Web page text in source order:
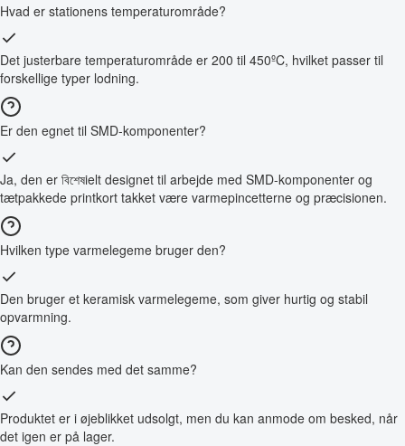
Hvad er stationens temperaturområde?
Det justerbare temperaturområde er 200 til 450ºC, hvilket passer til
forskellige typer lodning.
Er den egnet til SMD-komponenter?
Ja, den er বিশেষielt designet til arbejde med SMD-komponenter og
tætpakkede printkort takket være varmepincetterne og præcisionen.
Hvilken type varmelegeme bruger den?
Den bruger et keramisk varmelegeme, som giver hurtig og stabil
opvarmning.
Kan den sendes med det samme?
Produktet er i øjeblikket udsolgt, men du kan anmode om besked, når
det igen er på lager.